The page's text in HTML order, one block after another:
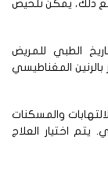
يمكن تلخيص
الطبي للمريض
المغناطيسي
والمسكنات
اختيار العلاج